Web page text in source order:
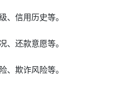
、信用历史等。
、还款意愿等。
、欺诈风险等。